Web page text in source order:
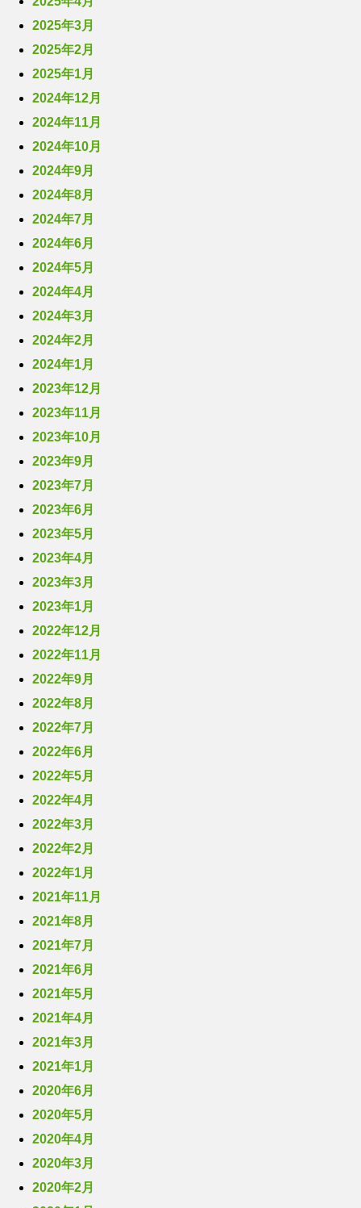
2025年3月
2025年2月
2025年1月
2024年12月
2024年11月
2024年10月
2024年9月
2024年8月
2024年7月
2024年6月
2024年5月
2024年4月
2024年3月
2024年2月
2024年1月
2023年12月
2023年11月
2023年10月
2023年9月
2023年7月
2023年6月
2023年5月
2023年4月
2023年3月
2023年1月
2022年12月
2022年11月
2022年9月
2022年8月
2022年7月
2022年6月
2022年5月
2022年4月
2022年3月
2022年2月
2022年1月
2021年11月
2021年8月
2021年7月
2021年6月
2021年5月
2021年4月
2021年3月
2021年1月
2020年6月
2020年5月
2020年4月
2020年3月
2020年2月